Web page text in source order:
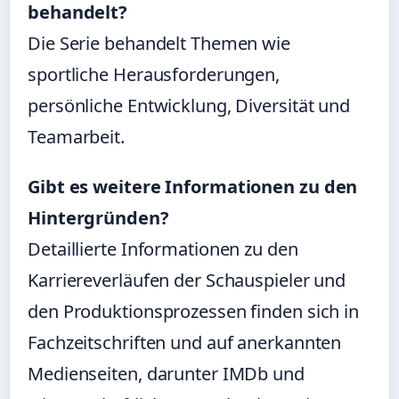
behandelt?
Die Serie behandelt Themen wie
sportliche Herausforderungen,
persönliche Entwicklung, Diversität und
Teamarbeit.
Gibt es weitere Informationen zu den
Hintergründen?
Detaillierte Informationen zu den
Karriereverläufen der Schauspieler und
den Produktionsprozessen finden sich in
Fachzeitschriften und auf anerkannten
Medienseiten, darunter IMDb und